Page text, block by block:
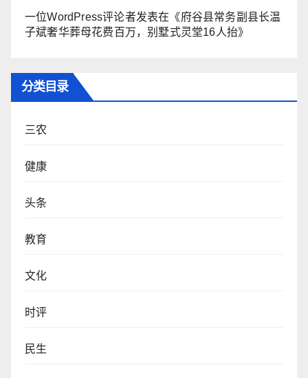
一位WordPress评论者发表在《府谷县常务副县长温
子斌奢华葬母花费百万，别墅式灵堂16人抬》
分类目录
三农
健康
头条
教育
文化
时评
民生